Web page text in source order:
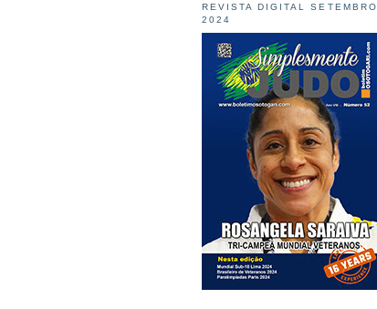
REVISTA DIGITAL SETEMBRO
2024